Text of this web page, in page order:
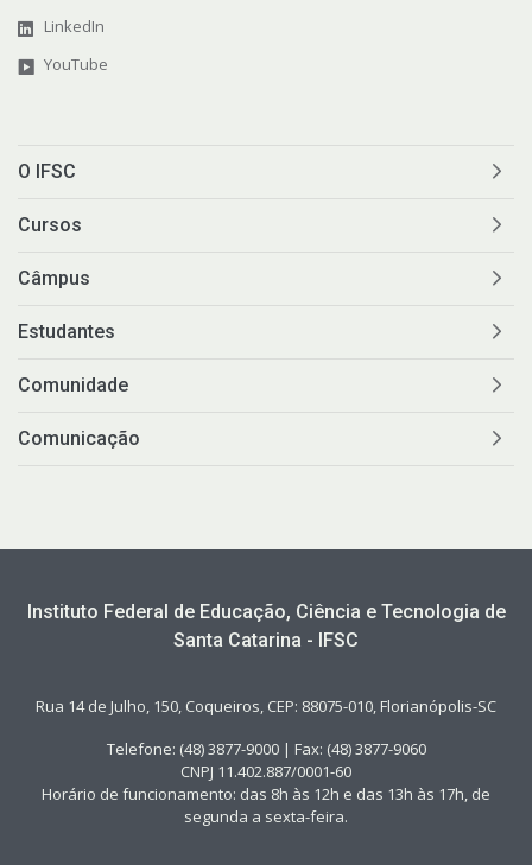
LinkedIn
YouTube
O IFSC
Cursos
Câmpus
Estudantes
Comunidade
Comunicação
Instituto Federal de Educação, Ciência e Tecnologia de
Santa Catarina - IFSC
Rua 14 de Julho, 150, Coqueiros, CEP: 88075-010, Florianópolis-SC
Telefone: (48) 3877-9000 | Fax: (48) 3877-9060
CNPJ 11.402.887/0001-60
Horário de funcionamento: das 8h às 12h e das 13h às 17h, de
segunda a sexta-feira.